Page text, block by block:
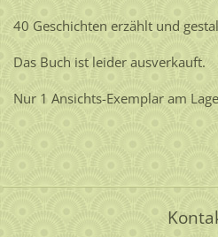
40 Geschichten erzählt und
Das Buch ist leider ausverkauft.
Nur 1 Ansichts-Exemplar am